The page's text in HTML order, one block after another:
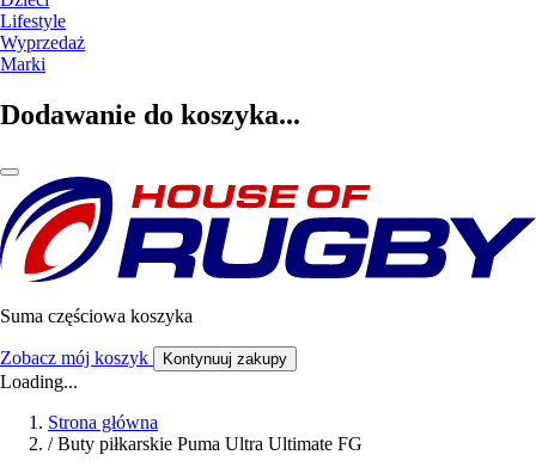
Lifestyle
Wyprzedaż
Marki
Dodawanie do koszyka...
Suma częściowa koszyka
Zobacz mój koszyk Kontynuuj zakupy
Loading...
Strona główna
/ Buty piłkarskie Puma Ultra Ultimate FG